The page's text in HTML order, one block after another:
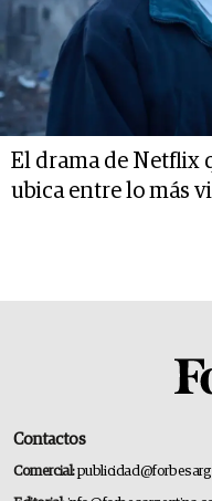
El drama de Netflix
ubica entre lo más
Contactos
Comercial: